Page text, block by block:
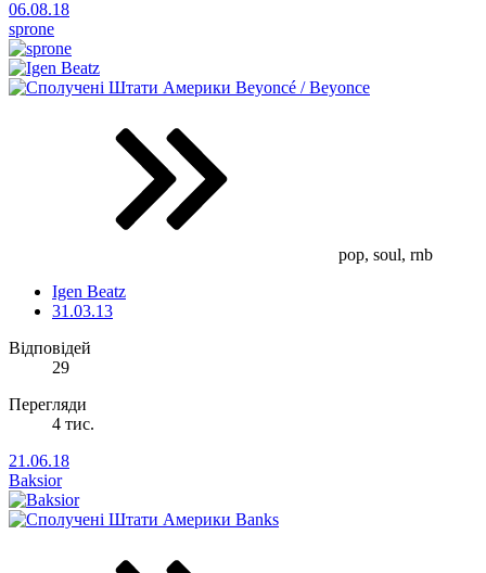
06.08.18
sprone
Beyoncé / Beyonce
pop, soul, rnb
Igen Beatz
31.03.13
Відповідей
29
Перегляди
4 тис.
21.06.18
Baksior
Banks